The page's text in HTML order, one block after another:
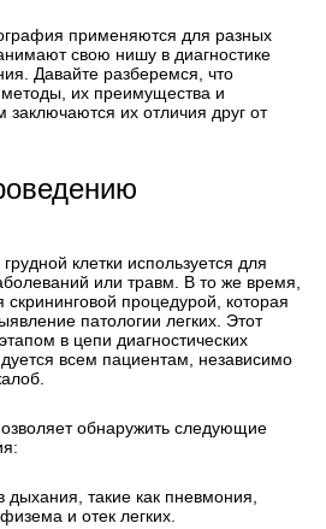
применяются для разных
свою нишу в диагностике
Давайте разберемся, что
их преимущества и
заключаются их отличия друг от
клетки используется для
или травм. В то же время,
процедурой, которая
патологии легких. Этот
в цепи диагностических
всем пациентам, независимо
обнаружить следующие
дыхания, такие как пневмония,
и отек легких.